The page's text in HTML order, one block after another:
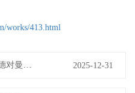
works/413.html
2025-12-31